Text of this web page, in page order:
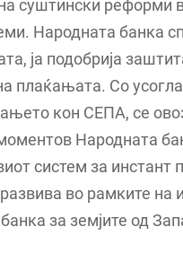
суштински реформи
Народната банка
ја подобрија
плаќањата. Со
кон СЕПА, се
Народната
систем за инстант
во рамките на
за земјите од